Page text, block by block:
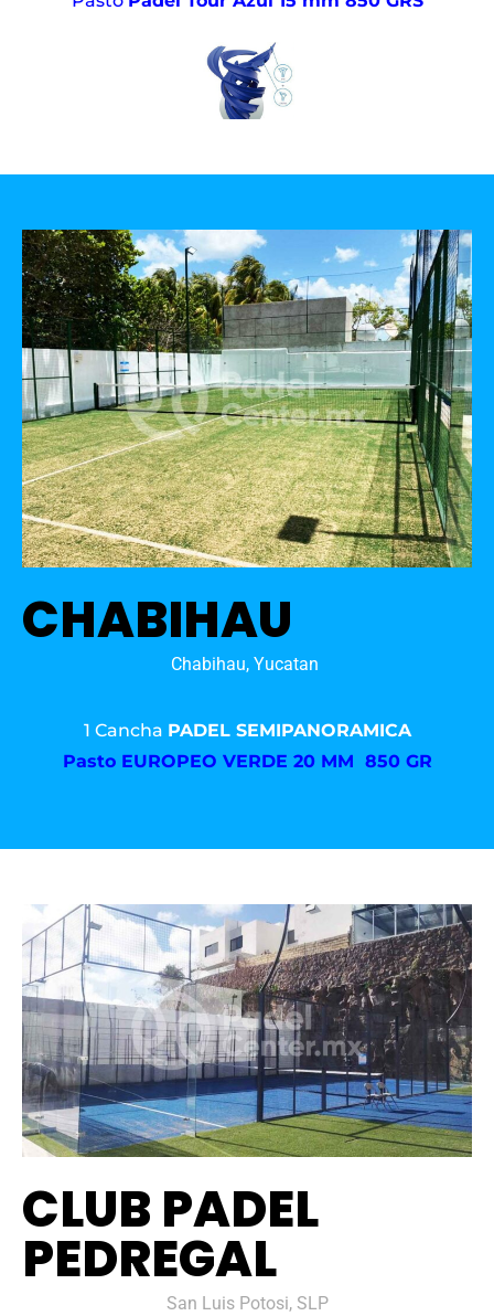
CHABIHAU
Chabihau, Yucatan
1 Cancha PADEL SEMIPANORAMICA
Pasto EUROPEO VERDE 20 MM 850 GR
CLUB PADEL
PEDREGAL
San Luis Potosi, SLP